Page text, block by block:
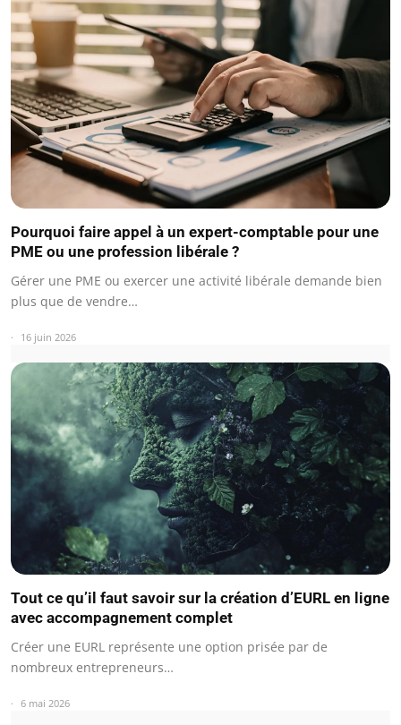
Pourquoi faire appel à un expert-comptable pour une
PME ou une profession libérale ?
Gérer une PME ou exercer une activité libérale demande bien
plus que de vendre…
16 juin 2026
Tout ce qu’il faut savoir sur la création d’EURL en ligne
avec accompagnement complet
Créer une EURL représente une option prisée par de
nombreux entrepreneurs…
6 mai 2026